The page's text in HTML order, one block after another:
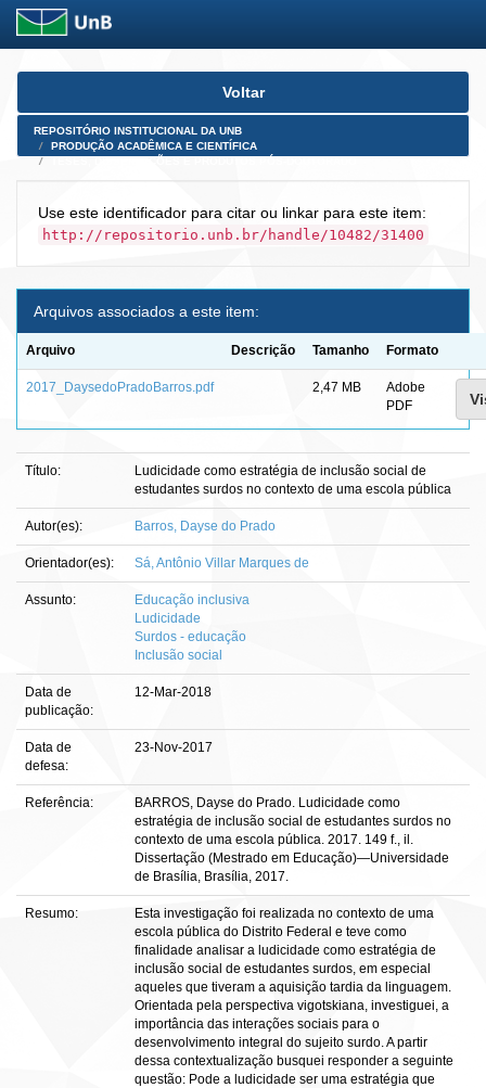
Skip
Voltar
REPOSITÓRIO INSTITUCIONAL DA UNB
PRODUÇÃO ACADÊMICA E CIENTÍFICA
Use este identificador para citar ou linkar para este item:
http://repositorio.unb.br/handle/10482/31400
Arquivos associados a este item:
Arquivo Descrição Tamanho Formato
2017_DaysedoPradoBarros.pdf 2,47 MB
Adobe
PDF
Título:
Ludicidade como estratégia de inclusão social de
estudantes surdos no contexto de uma escola pública
Autor(es): Barros, Dayse do Prado
Orientador(es): Sá, Antônio Villar Marques de
Assunto:
Educação inclusiva
Ludicidade
Surdos - educação
Inclusão social
Data de
publicação:
12-Mar-2018
Data de
defesa:
23-Nov-2017
Referência:
BARROS, Dayse do Prado. Ludicidade como
estratégia de inclusão social de estudantes surdos no
contexto de uma escola pública. 2017. 149 f., il.
Dissertação (Mestrado em Educação)—Universidade
de Brasília, Brasília, 2017.
Resumo:
Esta investigação foi realizada no contexto de uma
escola pública do Distrito Federal e teve como
finalidade analisar a ludicidade como estratégia de
inclusão social de estudantes surdos, em especial
aqueles que tiveram a aquisição tardia da linguagem.
Orientada pela perspectiva vigotskiana, investiguei, a
importância das interações sociais para o
desenvolvimento integral do sujeito surdo. A partir
dessa contextualização busquei responder a seguinte
questão: Pode a ludicidade ser uma estratégia que